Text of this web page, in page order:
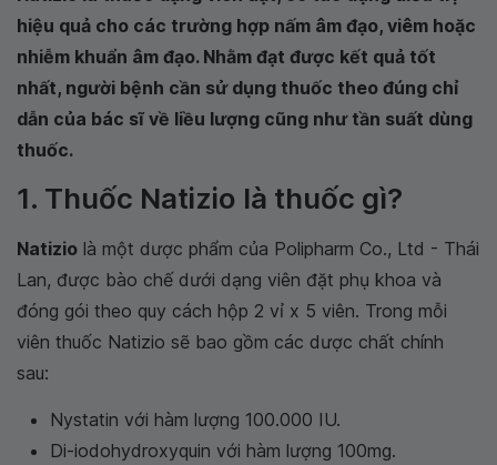
hiệu quả cho các trường hợp nấm âm đạo, viêm hoặc
nhiễm khuẩn âm đạo. Nhằm đạt được kết quả tốt
nhất, người bệnh cần sử dụng thuốc theo đúng chỉ
dẫn của bác sĩ về liều lượng cũng như tần suất dùng
thuốc.
1. Thuốc Natizio là thuốc gì?
Natizio là một dược phẩm của Polipharm Co., Ltd - Thái
Lan, được bào chế dưới dạng viên đặt phụ khoa và
đóng gói theo quy cách hộp 2 vỉ x 5 viên. Trong mỗi
viên thuốc Natizio sẽ bao gồm các dược chất chính
sau:
Nystatin với hàm lượng 100.000 IU.
Di-iodohydroxyquin với hàm lượng 100mg.